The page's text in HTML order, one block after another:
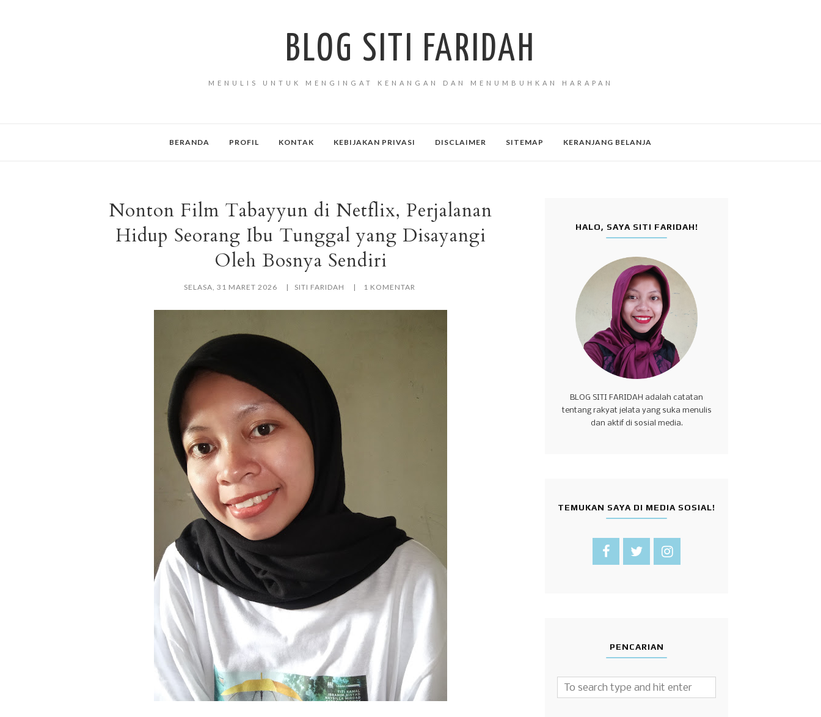
BLOG SITI FARIDAH
MENULIS UNTUK MENGINGAT KENANGAN DAN MENUMBUHKAN HARAPAN
BERANDA PROFIL KONTAK KEBIJAKAN PRIVASI DISCLAIMER SITEMAP KERANJANG BELANJA
Nonton Film Tabayyun di Netflix, Perjalanan
Hidup Seorang Ibu Tunggal yang Disayangi
Oleh Bosnya Sendiri
SELASA, 31 MARET 2026 SITI FARIDAH 1 KOMENTAR
HALO, SAYA SITI FARIDAH!
BLOG SITI FARIDAH adalah catatan
tentang rakyat jelata yang suka menulis
dan aktif di sosial media.
TEMUKAN SAYA DI MEDIA SOSIAL!
PENCARIAN